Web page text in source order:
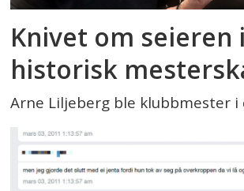
Knivet om seieren i
historisk
Arne Liljeberg ble klubbmester i